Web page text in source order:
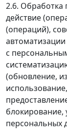
2.6. Обработка
действие
(операций),
автоматизации
с
(обновление,
блокирование,
персональных